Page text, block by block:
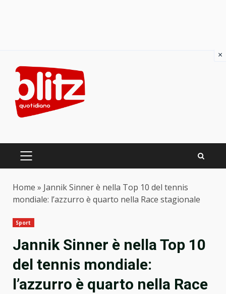
content
PRIMARY
Home » Jannik Sinner è nella Top 10 del tennis
mondiale: l’azzurro è quarto nella Race stagionale
Sport
Jannik Sinner è nella Top 10
del tennis mondiale:
l’azzurro è quarto nella Race
×